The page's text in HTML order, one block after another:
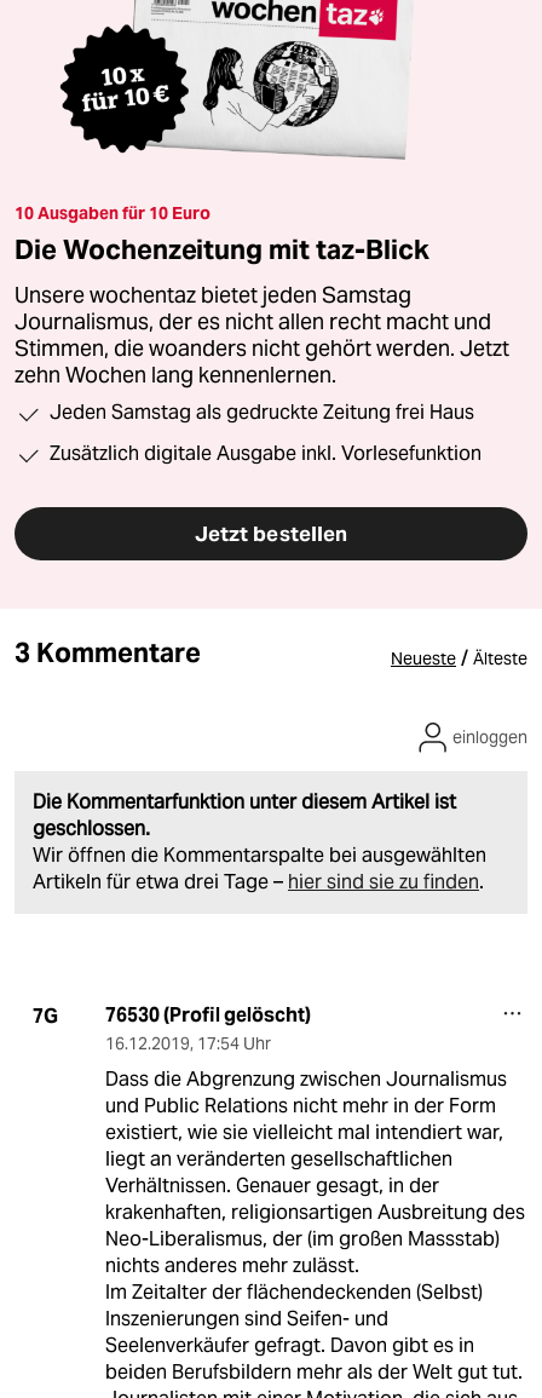
10 Ausgaben für 10 Euro
Die Wochenzeitung mit taz-Blick
Unsere wochentaz bietet jeden Samstag
Journalismus, der es nicht allen recht macht und
Stimmen, die woanders nicht gehört werden. Jetzt
zehn Wochen lang kennenlernen.
Jeden Samstag als gedruckte Zeitung frei Haus
Zusätzlich digitale Ausgabe inkl. Vorlesefunktion
Jetzt bestellen
3 Kommentare Neueste / Älteste
Die Kommentarfunktion unter diesem Artikel ist
geschlossen.
Wir öffnen die Kommentarspalte bei ausgewählten
Artikeln für etwa drei Tage – hier sind sie zu finden.
einloggen
7G 76530 (Profil gelöscht)
16.12.2019, 17:54 Uhr
Dass die Abgrenzung zwischen Journalismus
und Public Relations nicht mehr in der Form
existiert, wie sie vielleicht mal intendiert war,
liegt an veränderten gesellschaftlichen
Verhältnissen. Genauer gesagt, in der
krakenhaften, religionsartigen Ausbreitung des
Neo-Liberalismus, der (im großen Massstab)
nichts anderes mehr zulässt.
Im Zeitalter der flächendeckenden (Selbst)
Inszenierungen sind Seifen- und
Seelenverkäufer gefragt. Davon gibt es in
beiden Berufsbildern mehr als der Welt gut tut.